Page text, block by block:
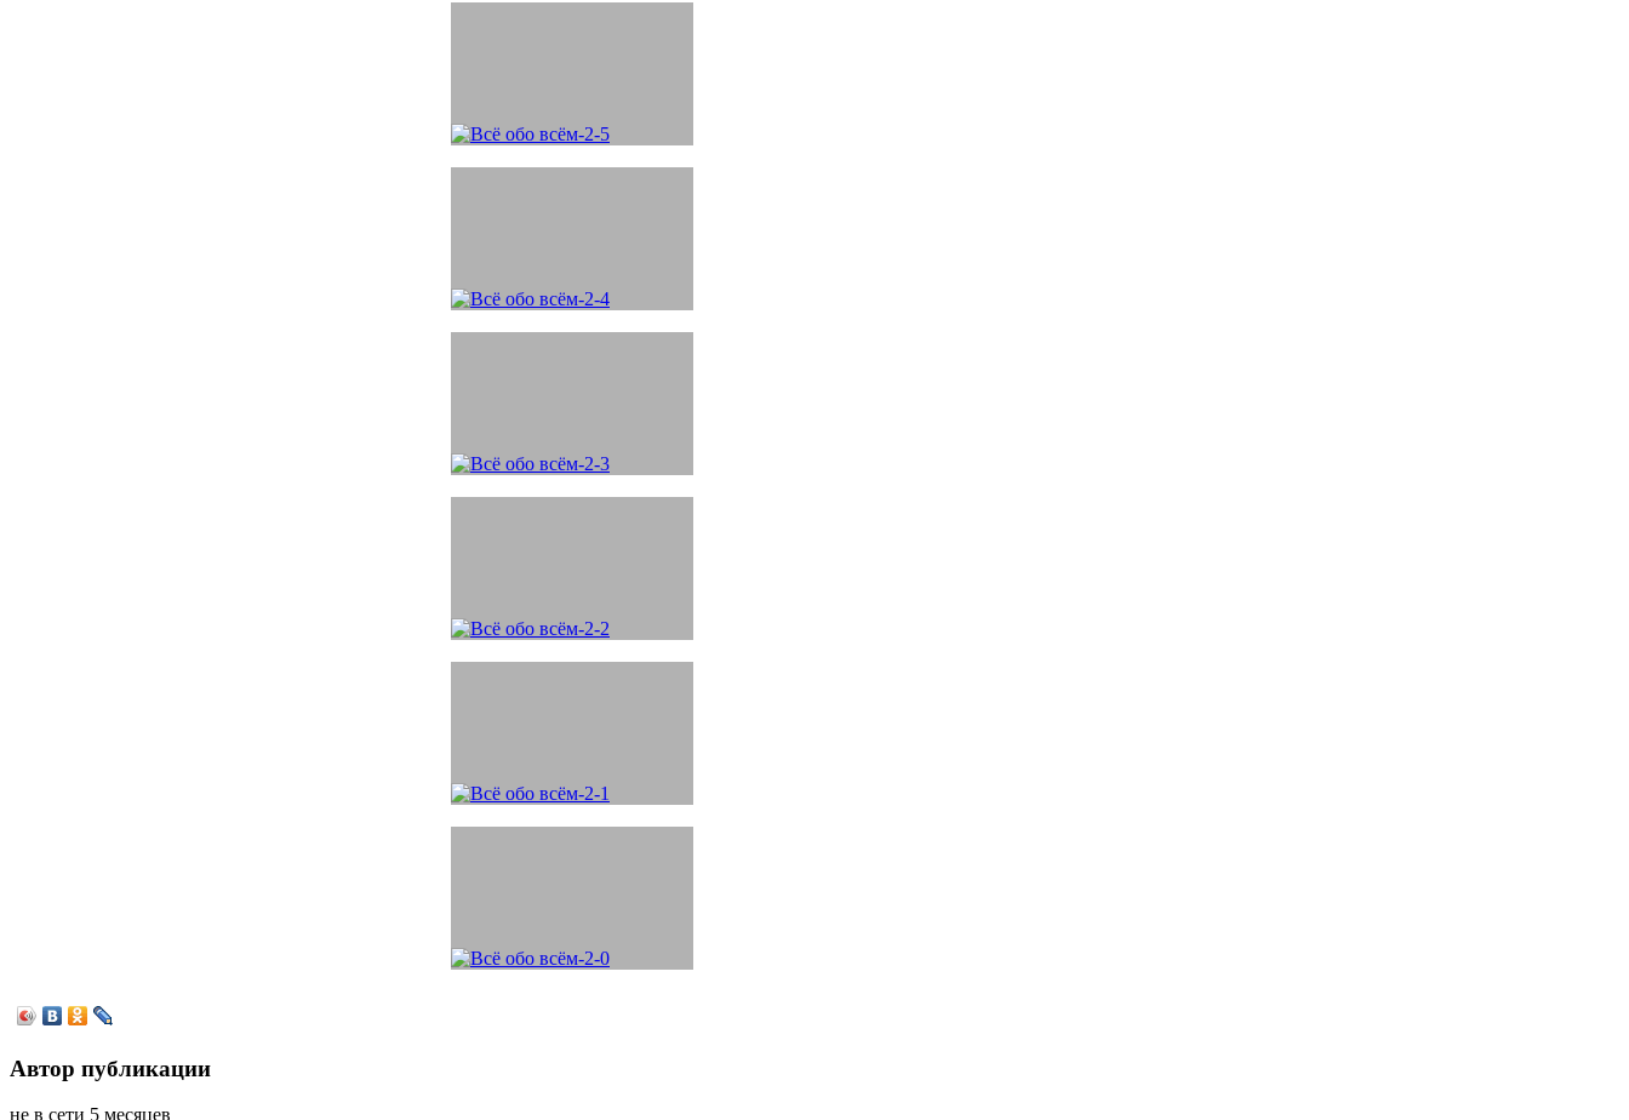
Автор публикации
не в сети 5 месяцев